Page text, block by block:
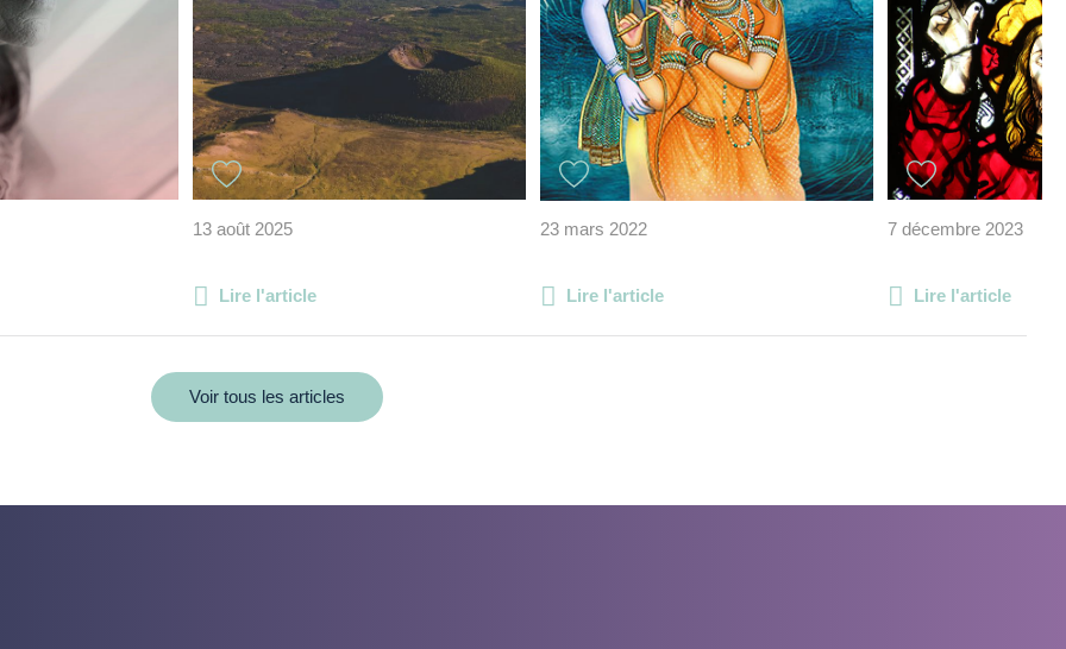
13 août 2025
Lire l'article
23 mars 2022
Lire l'article
7 décembre 2023
Lire l'article
Voir tous les articles